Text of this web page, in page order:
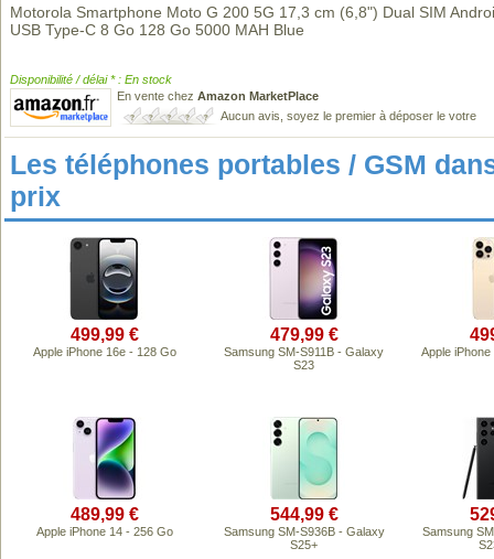
Motorola Smartphone Moto G 200 5G 17,3 cm (6,8") Dual SIM
USB Type-C 8 Go 128 Go 5000 MAH Blue
Disponibilité / délai * : En stock
En vente chez Amazon MarketPlace
Aucun avis, soyez le premier à déposer le votre
Les téléphones portables / GSM
prix
499,99 €
Apple iPhone 16e - 128 Go
479,99 €
Samsung SM-S911B - Galaxy
S23
Apple
489,99 €
Apple iPhone 14 - 256 Go
544,99 €
Samsung SM-S936B - Galaxy
S25+
Samsung